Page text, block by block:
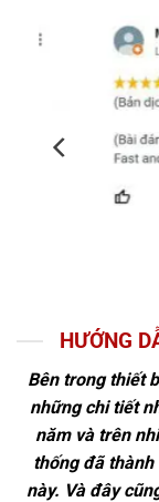
HƯỚNG
Bên trong thiết
những chi tiết
năm và trên
thống đã
này. Và đây